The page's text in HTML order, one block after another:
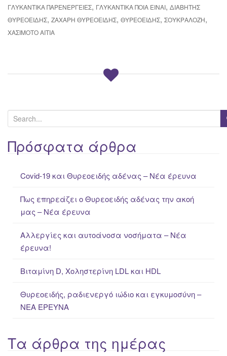
ΓΛΥΚΑΝΤΙΚΆ ΠΑΡΕΝΈΡΓΕΙΕΣ, ΓΛΥΚΑΝΤΙΚΑ ΠΟΙΑ ΕΙΝΑΙ, ΔΙΑΒΉΤΗΣ
ΘΥΡΕΟΕΙΔΉΣ, ΖΆΧΑΡΗ ΘΥΡΕΟΕΙΔΉΣ, ΘΥΡΕΟΕΙΔΉΣ, ΣΟΥΚΡΑΛΌΖΗ,
ΧΑΣΙΜΌΤΟ ΑΊΤΙΑ
e
a
rΠρόσφατα άρθρα
Covid-19 και Θυρεοειδής αδένας – Νέα έρευνα
Πως επηρεάζει ο Θυρεοειδής αδένας την ακοή
μας – Νέα έρευνα
Αλλεργίες και αυτοάνοσα νοσήματα – Νέα
έρευνα!
Βιταμίνη D, Χοληστερίνη LDL και HDL
Θυρεοειδής, ραδιενεργό ιώδιο και εγκυμοσύνη –
ΝΕΑ ΈΡΕΥΝΑ
Τα άρθρα της ημέρας